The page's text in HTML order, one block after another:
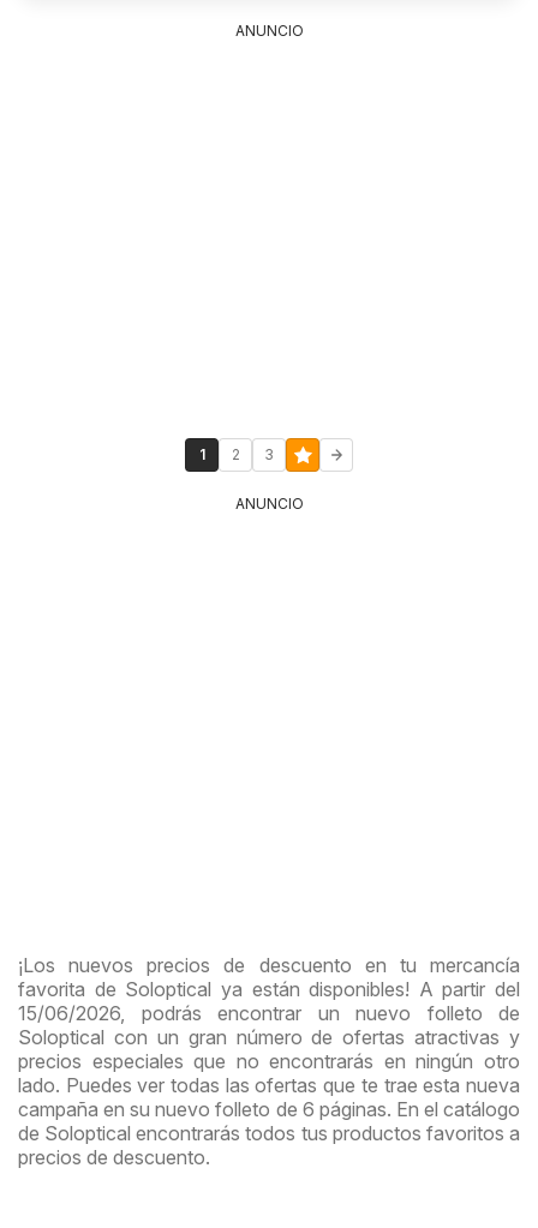
ANUNCIO
1 2 3
ANUNCIO
¡Los nuevos precios de descuento en tu mercancía
favorita de Soloptical ya están disponibles! A partir del
15/06/2026, podrás encontrar un nuevo folleto de
Soloptical con un gran número de ofertas atractivas y
precios especiales que no encontrarás en ningún otro
lado. Puedes ver todas las ofertas que te trae esta nueva
campaña en su nuevo folleto de 6 páginas. En el catálogo
de Soloptical encontrarás todos tus productos favoritos a
precios de descuento.